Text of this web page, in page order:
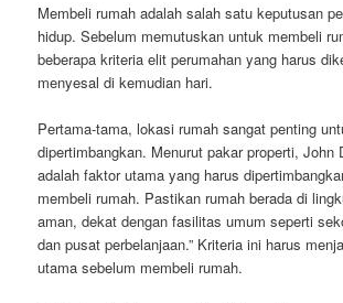
Membeli rumah adalah salah satu keputusan
hidup. Sebelum memutuskan untuk membeli
beberapa kriteria elit perumahan yang harus
menyesal di kemudian hari.
Pertama-tama, lokasi rumah sangat penting
dipertimbangkan. Menurut pakar properti, John
adalah faktor utama yang harus
membeli rumah. Pastikan rumah berada di
aman, dekat dengan fasilitas umum seperti
dan pusat perbelanjaan.” Kriteria ini harus
utama sebelum membeli rumah.